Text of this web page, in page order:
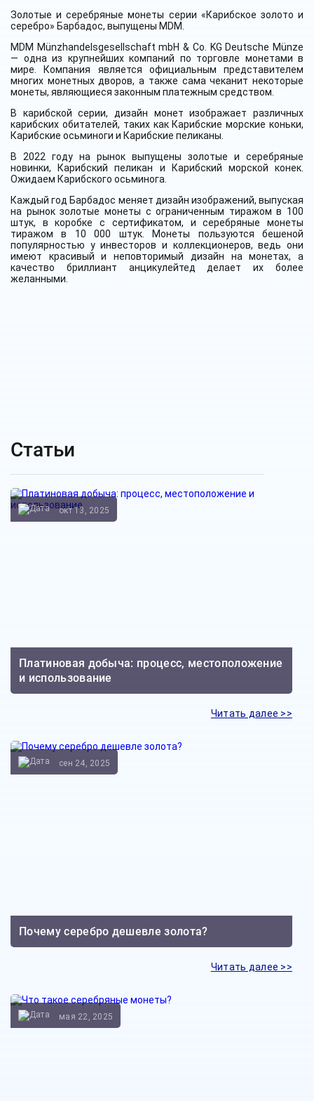
Статьи
Платиновая добыча: процесс, местоположение
и использование
окт 13, 2025
Читать далее >>
Почему серебро дешевле золота?
сен 24, 2025
Читать далее >>
мая 22, 2025
Золотые и серебряные монеты серии «Карибское золото и
серебро» Барбадос, выпущены MDM.
MDM Münzhandelsgesellschaft mbH & Co. KG Deutsche Münze
— одна из крупнейших компаний по торговле монетами в
мире. Компания является официальным представителем
многих монетных дворов, а также сама чеканит некоторые
монеты, являющиеся законным платежным средством.
В карибской серии, дизайн монет изображает различных
карибских обитателей, таких как Карибские морские коньки,
Карибские осьминоги и Карибские пеликаны.
В 2022 году на рынок выпущены золотые и серебряные
новинки, Карибский пеликан и Карибский морской конек.
Ожидаем Карибского осьминога.
Каждый год Барбадос меняет дизайн изображений, выпуская
на рынок золотые монеты с ограниченным тиражом в 100
штук, в коробке с сертификатом, и серебряные монеты
тиражом в 10 000 штук. Монеты пользуются бешеной
популярностью у инвесторов и коллекционеров, ведь они
имеют красивый и неповторимый дизайн на монетах, а
качество бриллиант анцикулейтед делает их более
желанными.